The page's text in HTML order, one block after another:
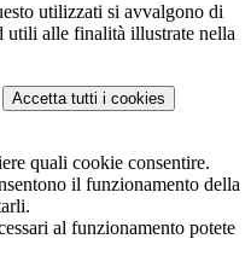
utilizzati si avvalgono di
utili alle finalità illustrate nella
Accetta tutti i cookies
quali cookie consentire.
il funzionamento della
al funzionamento potete